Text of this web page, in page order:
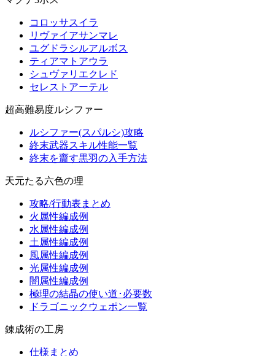
コロッサスイラ
リヴァイアサンマレ
ユグドラシルアルボス
ティアマトアウラ
シュヴァリエクレド
セレストアーテル
超高難易度ルシファー
ルシファー(スパルシ)攻略
終末武器スキル性能一覧
終末を齎す黒羽の入手方法
天元たる六色の理
攻略/行動表まとめ
火属性編成例
水属性編成例
土属性編成例
風属性編成例
光属性編成例
闇属性編成例
極理の結晶の使い道･必要数
ドラゴニックウェポン一覧
錬成術の工房
仕様まとめ